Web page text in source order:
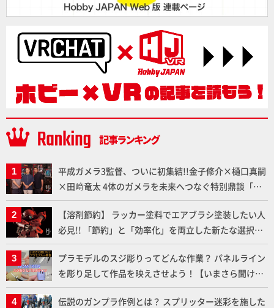
平成ガメラ3監督、ついに初集結!!金子修介×樋口真嗣
×田﨑竜太 4体のガメラを未来へつなぐ特別鼎談「ガ
メラ永久保存化プロジェクト FINAL」
【溶剤節約】 ラッカー塗料でエアブラシ塗装したい人
必見!! 「節約」と「効率化」を両立した新たな選択肢
「カートリッジ式エアーブラシ FLYER-SR2」の使い心
地を「HG ブルーティッシュドッグ」で検証！
プラモデルのスジ彫りってどんな作業？ パネルライン
を彫り足して作品を映えさせよう！【いまさら聞けな
いプラモデルの基礎：スジ彫りとパネルライン】
伝説のガンプラ作例とは？ スプリッター迷彩を施した